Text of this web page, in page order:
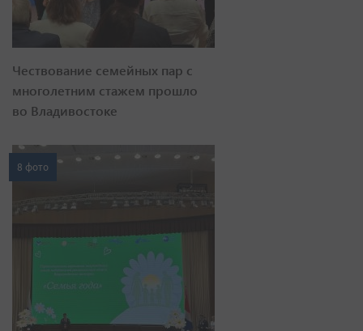
Чествование семейных пар с
многолетним стажем прошло
во Владивостоке
8 фото